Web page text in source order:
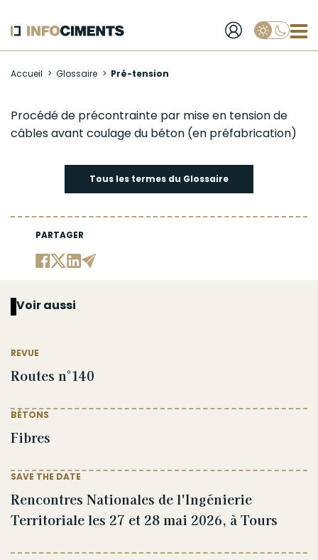
au
principal
Accueil Glossaire Pré-tension
Pré-
tension
PARTAGER
Procédé de précontrainte par mise en tension de
câbles avant coulage du béton (en préfabrication)
Tous les termes du Glossaire
Voir aussi
REVUE
Routes n°140
BÉTONS
Fibres
SAVE THE DATE
Rencontres Nationales de l'Ingénierie
Territoriale les 27 et 28 mai 2026, à Tours